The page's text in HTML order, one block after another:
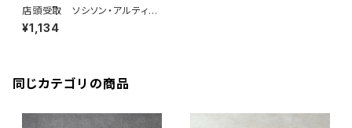
店頭受取 ソシソン・アルティナ
ザル 50g ＜メゾン・ラボリー
＞(フランス・オーヴェルニュ)
¥1,134
同じカテゴリの商品